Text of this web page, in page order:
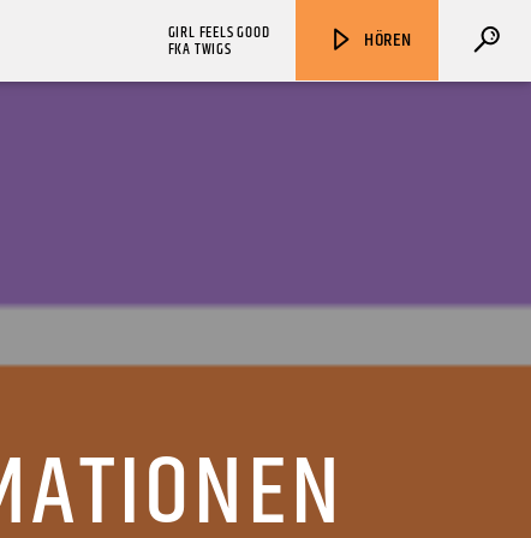
HÖREN
GIRL FEELS GOOD
FKA TWIGS